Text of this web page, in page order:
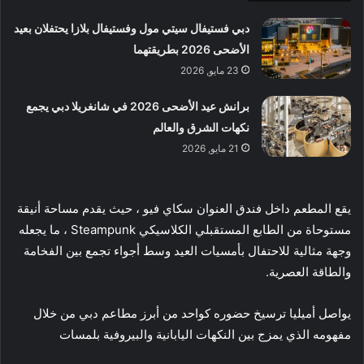
دبي فستيفال سيتي مول وفستيفال بلازا يحتفلان بعيد
الأضحى 2026 بطريقتهما
23 مايو, 2026
برانش عيد الأضحى 2026 في شانغريلا دبي يجمع
نكهات الشرق والعالم
21 مايو, 2026
يقع المطعم داخل فندق العنوان سكاي فيو ، حيث يقدم مساحة أنيقة
مستوحاة من الطابع المستقبلي الكلاسيكي Steampunk ، ما يجعله
وجهة مثالية للاحتفال بأمسيات العيد وسط أجواء تجمع بين الفخامة
والطاقة العصرية.
يواصل أميليا ترسيخ حضوره كواحد من أبرز مطاعم دبي من خلال
مفهومه الذي يمزج بين النكهات اليابانية والبيروفية بلمسات